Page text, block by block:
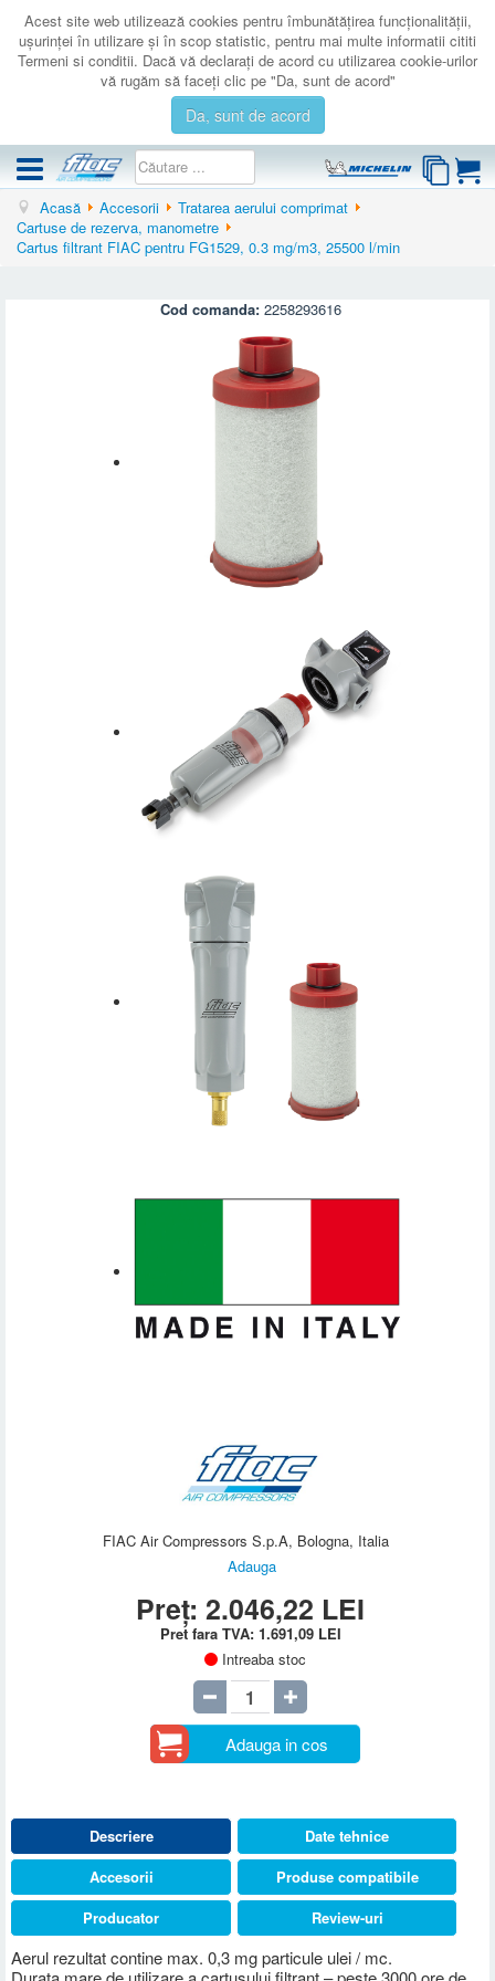
Acest site web utilizează cookies pentru îmbunătăţirea funcţionalităţii,
uşurinţei în utilizare şi în scop statistic, pentru mai multe informatii cititi
Termeni si conditii. Dacă vă declaraţi de acord cu utilizarea cookie-urilor
vă rugăm să faceţi clic pe "Da, sunt de acord"
Da, sunt de acord
COMPRESOARE
ACCESORII
AUTENTIFICARE
Acasă Accesorii
Tratarea aerului comprimat
Cartuse de rezerva, manometre
Cartus filtrant FIAC pentru FG1529, 0.3 mg/m3, 25500 l/min
Cod comanda: 2258293616
FIAC Air Compressors S.p.A, Bologna, Italia
Adauga
Preț:2.046,22 LEI
Pret fara TVA: 1.691,09 LEI
Intreaba stoc
Adauga in cos
Descriere
Aerul rezultat contine max. 0,3 mg particule ulei / mc.
Date tehnice
Accesorii
Produse compatibile
Producator
Review-uri